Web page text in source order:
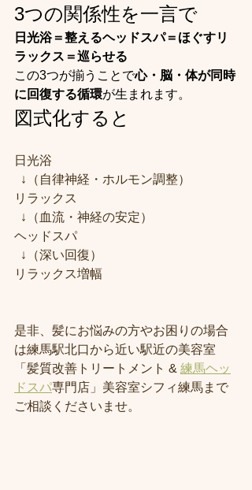
3つの関係性を一言で
日光浴＝整えるヘッドスパ＝ほぐすリ
ラックス＝巡らせる
この3つが揃うことで心・脳・体が同時
に回復する循環が生まれます。
図式化すると
日光浴
リラックス
ヘッドスパ
リラックス増幅
是非、髪にお悩みの方やお困りの場合
は練馬駅北口から近い駅近の美容室
「髪質改善トリートメント & 練馬ヘッ
ドスパ専門店」美容室シフィ練馬まで
ご相談くださいませ。